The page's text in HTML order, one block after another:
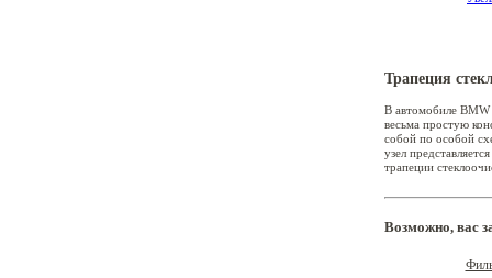
Трапеция
В автомобиле BMW
весьма простую
собой по особой
узел
трапеции
Возможно, вас